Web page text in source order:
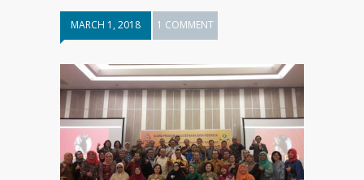
MARCH 1, 2018 1 COMMENT